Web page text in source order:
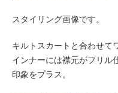
スタイリング画像です。
キルトスカートと合わせて
インナーには襟元がフリル
印象をプラス。